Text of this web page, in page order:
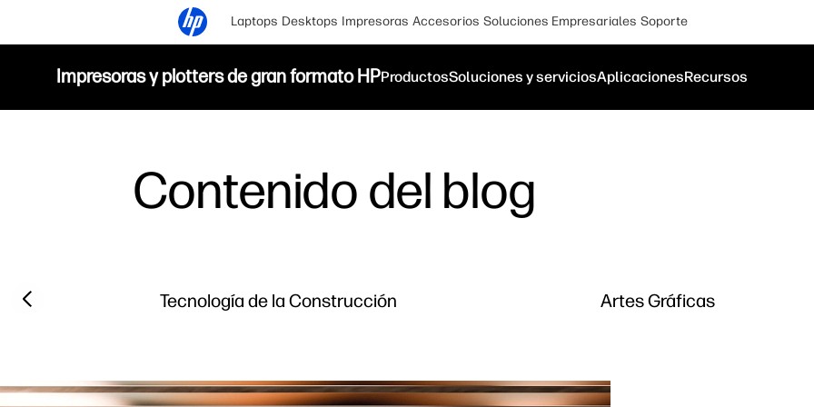
Laptops Desktops Impresoras Accesorios Soluciones Empresariales Soporte
Impresoras y plotters de gran formato HPProductosSoluciones y serviciosAplicacionesRecursos
Contenido del blog
Tecnología de la Construcción Artes Gráficas
Previous slide